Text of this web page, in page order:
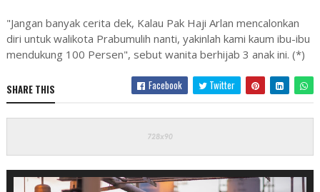
"Jangan banyak cerita dek, Kalau Pak Haji Arlan mencalonkan
diri untuk walikota Prabumulih nanti, yakinlah kami kaum ibu-ibu
mendukung 100 Persen", sebut wanita berhijab 3 anak ini. (*)
SHARE THIS Facebook Twitter